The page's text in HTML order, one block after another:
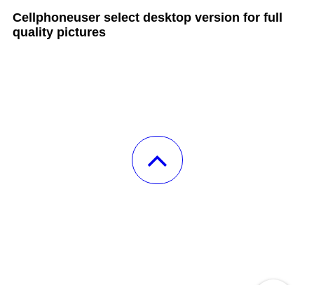
Cellphoneuser select desktop version for full
quality pictures